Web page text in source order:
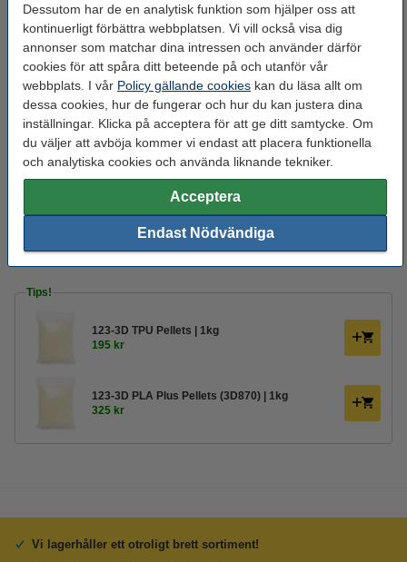
Dessutom har de en analytisk funktion som hjälper oss att
kontinuerligt förbättra webbplatsen. Vi vill också visa dig
annonser som matchar dina intressen och använder därför
cookies för att spåra ditt beteende på och utanför vår
webbplats. I vår Policy gällande cookies kan du läsa allt om
dessa cookies, hur de fungerar och hur du kan justera dina
inställningar. Klicka på acceptera för att ge ditt samtycke. Om
du väljer att avböja kommer vi endast att placera funktionella
och analytiska cookies och använda liknande tekniker.
Acceptera
Endast Nödvändiga
Maximal temperatur: 500 °C
Längd: 484 mm
Nozzle diameter: 3 mm
Nozzle
temperaturområde:
0 - 500 °C
Spänning: 220 V
Varumärke: Dyze Design
DYZ00017
Tips!
123-3D TPU Pellets | 1kg
195 kr
123-3D PLA Plus Pellets (3D870) | 1kg
325 kr
Vi lagerhåller ett otroligt brett sortiment!